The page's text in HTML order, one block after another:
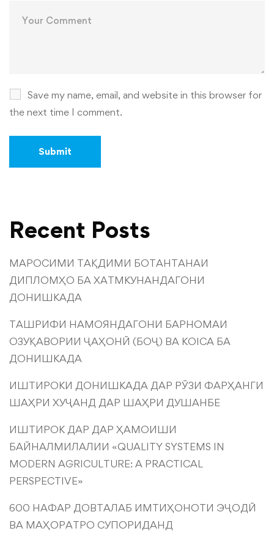
Save my name, email, and website in this browser for
the next time I comment.
Recent Posts
МАРОСИМИ ТАҚДИМИ БОТАНТАНАИ
ДИПЛОМҲО БА ХАТМКУНАНДАГОНИ
ДОНИШКАДА
ТАШРИФИ НАМОЯНДАГОНИ БАРНОМАИ
ОЗУҚАВОРИИ ҶАҲОНӢ (БОҶ) ВА KOICA БА
ДОНИШКАДА
ИШТИРОКИ ДОНИШКАДА ДАР РӮЗИ ФАРҲАНГИ
ШАҲРИ ХУҶАНД ДАР ШАҲРИ ДУШАНБЕ
ИШТИРОК ДАР ДАР ҲАМОИШИ
БАЙНАЛМИЛАЛИИ «QUALITY SYSTEMS IN
MODERN AGRICULTURE: A PRACTICAL
PERSPECTIVE»
600 НАФАР ДОВТАЛАБ ИМТИҲОНОТИ ЭҶОДӢ
ВА МАҲОРАТРО СУПОРИДАНД